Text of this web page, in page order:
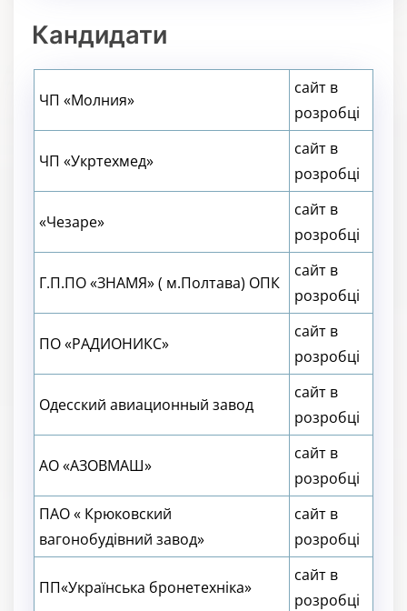
Кандидати
ЧП «Молния»
сайт в
розробці
ЧП «Укртехмед»
сайт в
розробці
«Чезаре»
сайт в
розробці
Г.П.ПО «ЗНАМЯ» ( м.Полтава) ОПК
сайт в
розробці
ПО «РАДИОНИКС»
сайт в
розробці
Одесский авиационный завод
сайт в
розробці
АО «АЗОВМАШ»
сайт в
розробці
ПАО « Крюковский
вагонобудівний завод»
сайт в
розробці
ПП«Українська бронетехніка»
сайт в
розробці